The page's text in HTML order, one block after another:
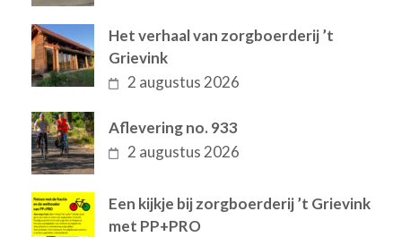
Het verhaal van zorgboerderij ’t
Grievink
2 augustus 2026
Aflevering no. 933
2 augustus 2026
Een kijkje bij zorgboerderij ’t Grievink
met PP+PRO